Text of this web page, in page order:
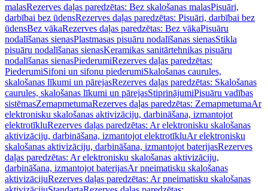
malasRezerves daļas paredzētas: Bez skalošanas malasPisuāri,
darbībai bez ūdensRezerves daļas paredzētas: Pisuāri, darbībai bez
ūdensBez vākaRezerves daļas paredzētas: Bez vākaPisuāru
nodalīšanas sienasPlastmasas pisuāru nodalīšanas sienasStikla
pisuāru nodalīšanas sienasKeramikas sanitārtehnikas pisuāru
nodalīšanas sienasPiederumiRezerves daļas paredzētas:
PiederumiSifoni un sifonu piederumiSkalošanas caurules,
skalošanas līkumi un pārejasRezerves daļas paredzētas: Skalošanas
caurules, skalošanas līkumi un pārejasStiprinājumiPisuāru vadības
sistēmasZemapmetumaRezerves daļas paredzētas: ZemapmetumaAr
elektronisku skalošanas aktivizāciju, darbināšana, izmantojot
elektrotīkluRezerves daļas paredzētas: Ar elektronisku skalošanas
aktivizāciju, darbināšana, izmantojot elektrotīkluAr elektronisku
skalošanas aktivizāciju, darbināšana, izmantojot baterijasRezerves
daļas paredzētas: Ar elektronisku skalošanas aktivizāciju,
darbināšana, izmantojot baterijasAr pneimatisku skalošanas
aktivizācijuRezerves daļas paredzētas: Ar pneimatisku skalošanas